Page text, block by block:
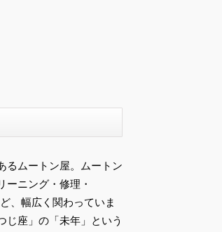
るムートン屋。ムートン
ーニング・修理・
、幅広く関わっていま
じ座」の「未年」という